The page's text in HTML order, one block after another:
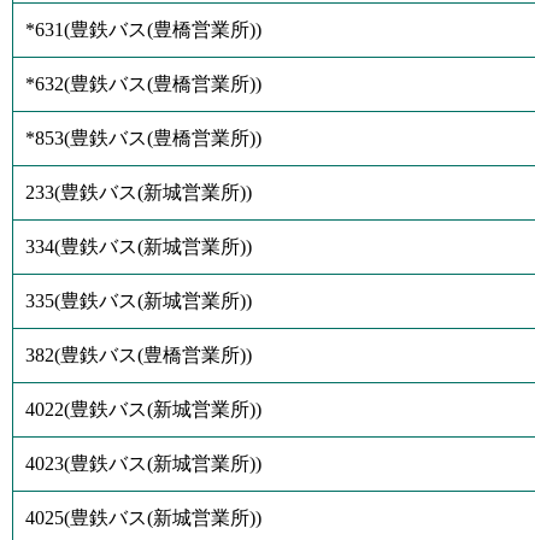
*631(豊鉄バス(豊橋営業所))
*632(豊鉄バス(豊橋営業所))
*853(豊鉄バス(豊橋営業所))
233(豊鉄バス(新城営業所))
334(豊鉄バス(新城営業所))
335(豊鉄バス(新城営業所))
382(豊鉄バス(豊橋営業所))
4022(豊鉄バス(新城営業所))
4023(豊鉄バス(新城営業所))
4025(豊鉄バス(新城営業所))